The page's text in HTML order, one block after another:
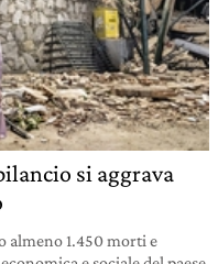
si aggrava
almeno 1.450 morti e